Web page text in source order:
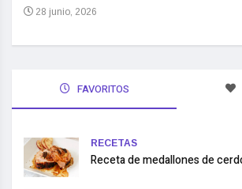
28 junio, 2026
FAVORITOS
RECETAS
Receta de medallones de